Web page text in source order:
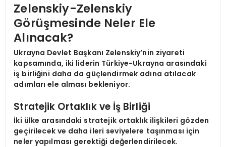
Zelenskiy-Zelenskiy
Görüşmesinde Neler Ele
Alınacak?
Ukrayna Devlet Başkanı Zelenskiy’nin ziyareti
kapsamında, iki liderin Türkiye-Ukrayna arasındaki
iş birliğini daha da güçlendirmek adına atılacak
adımları ele alması bekleniyor.
Stratejik Ortaklık ve İş Birliği
İki ülke arasındaki stratejik ortaklık ilişkileri gözden
geçirilecek ve daha ileri seviyelere taşınması için
neler yapılması gerektiği değerlendirilecek.